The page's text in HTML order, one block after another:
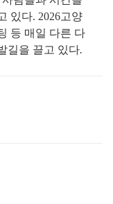
있다. 2026고양
등 매일 다른 다
길을 끌고 있다.